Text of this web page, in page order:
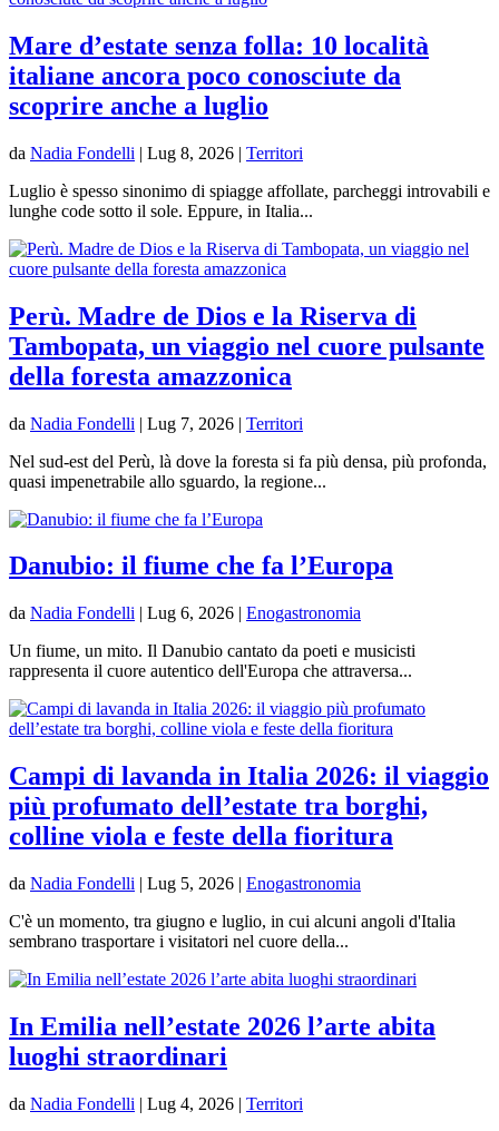
Mare d’estate senza folla: 10 località
italiane ancora poco conosciute da
scoprire anche a luglio
da Nadia Fondelli | Lug 8, 2026 | Territori
Luglio è spesso sinonimo di spiagge affollate, parcheggi introvabili e
lunghe code sotto il sole. Eppure, in Italia...
Perù. Madre de Dios e la Riserva di
Tambopata, un viaggio nel cuore pulsante
della foresta amazzonica
da Nadia Fondelli | Lug 7, 2026 | Territori
Nel sud-est del Perù, là dove la foresta si fa più densa, più profonda,
quasi impenetrabile allo sguardo, la regione...
Danubio: il fiume che fa l’Europa
da Nadia Fondelli | Lug 6, 2026 | Enogastronomia
Un fiume, un mito. Il Danubio cantato da poeti e musicisti
rappresenta il cuore autentico dell'Europa che attraversa...
Campi di lavanda in Italia 2026: il viaggio
più profumato dell’estate tra borghi,
colline viola e feste della fioritura
da Nadia Fondelli | Lug 5, 2026 | Enogastronomia
C'è un momento, tra giugno e luglio, in cui alcuni angoli d'Italia
sembrano trasportare i visitatori nel cuore della...
In Emilia nell’estate 2026 l’arte abita
luoghi straordinari
da Nadia Fondelli | Lug 4, 2026 | Territori